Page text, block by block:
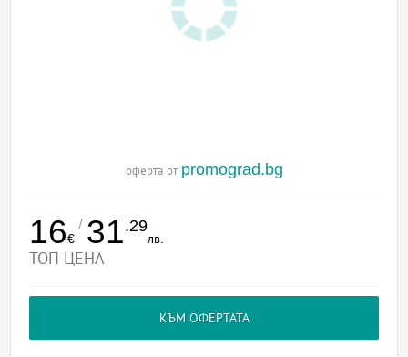
оферта от promograd.bg
16€
/ 31.29
лв.
ТОП ЦЕНА
КЪМ ОФЕРТАТА